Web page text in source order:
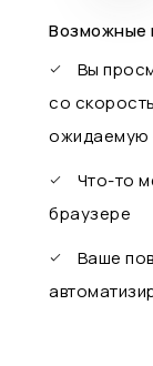
Возможные
Вы
со
ожидаемую
Что-то
браузере
Ваше